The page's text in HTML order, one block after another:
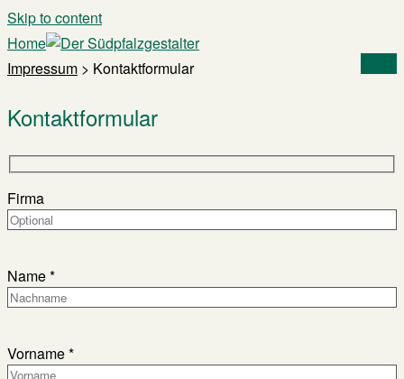
Skip to content
Home
Impressum > Kontaktformular
Kontaktformular
Firma
Name *
Vorname *